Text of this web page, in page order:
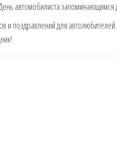
автомобилиста
и поздравлений для